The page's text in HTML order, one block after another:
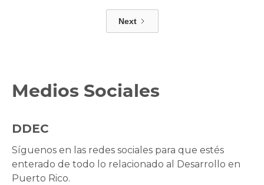
Next
Medios Sociales
DDEC
Síguenos en las redes sociales para que estés
enterado de todo lo relacionado al Desarrollo en
Puerto Rico.